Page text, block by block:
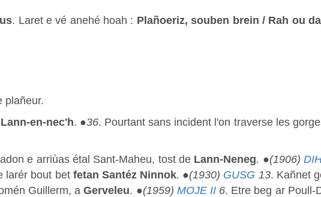
. Laret e vé anehé hoah : Plañoeriz, souben brein / Rah ou
plañeur.
Lann-en-nec'h. ●36. Pourtant sans incident l'on traverse les
e arriùas étal Sant-Maheu, tost de Lann-Neneg. ●(1906)
larér bout bet fetan Santéz Ninnok. ●(1930) GUSG 13. Kañnet
Guillerm, aGerveleu. ●(1959) MOJE II 6. Etre beg ar Poull-